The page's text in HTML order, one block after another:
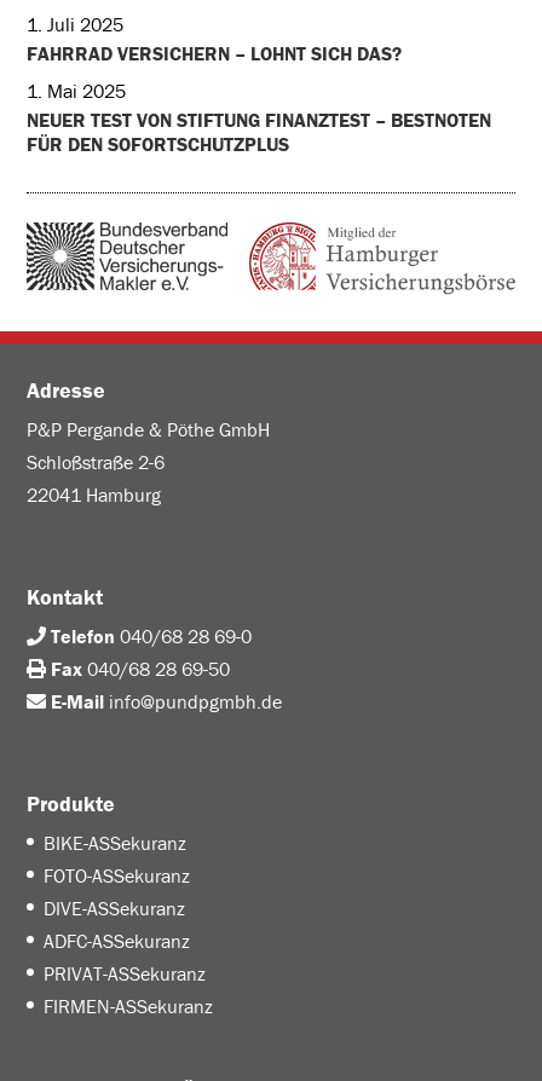
1. Juli 2025
FAHRRAD VERSICHERN – LOHNT SICH DAS?
1. Mai 2025
NEUER TEST VON STIFTUNG FINANZTEST – BESTNOTEN
FÜR DEN SOFORTSCHUTZPLUS
Adresse
P&P Pergande & Pöthe GmbH
Schloßstraße 2-6
22041 Hamburg
Kontakt
Telefon 040/68 28 69-0
Fax 040/68 28 69-50
E-Mail info@pundpgmbh.de
Produkte
BIKE-ASSekuranz
FOTO-ASSekuranz
DIVE-ASSekuranz
ADFC-ASSekuranz
PRIVAT-ASSekuranz
FIRMEN-ASSekuranz